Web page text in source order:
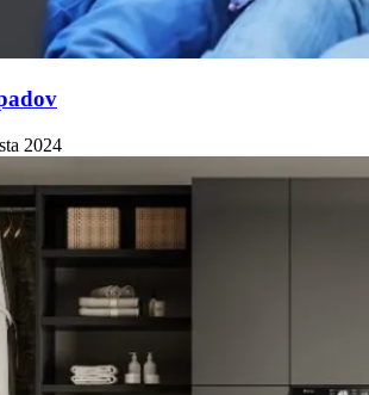
2024